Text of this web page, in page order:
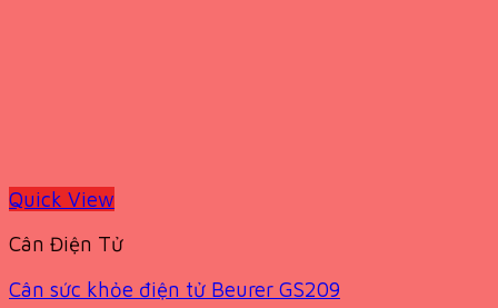
Quick View
Cân Điện Tử
Cân sức khỏe điện tử Beurer GS209